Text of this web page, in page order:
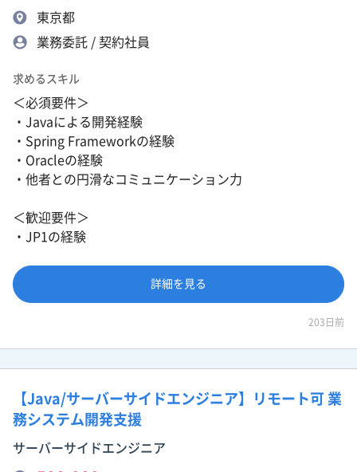
東京都
業務委託 / 契約社員
求めるスキル
＜必須要件＞
・Javaによる開発経験
・Spring Frameworkの経験
・Oracleの経験
・他者との円滑なコミュニケーション力
＜歓迎要件＞
・JP1の経験
詳細を見る
203日前
【Java/サーバーサイドエンジニア】リモート可 業
務システム開発支援
サーバーサイドエンジニア